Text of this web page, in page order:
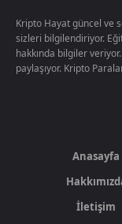
Kripto Hayat güncel ve
sizleri bilgilendiriyor.
hakkında bilgiler
paylaşıyor. Kripto
Anasayfa
İletişim